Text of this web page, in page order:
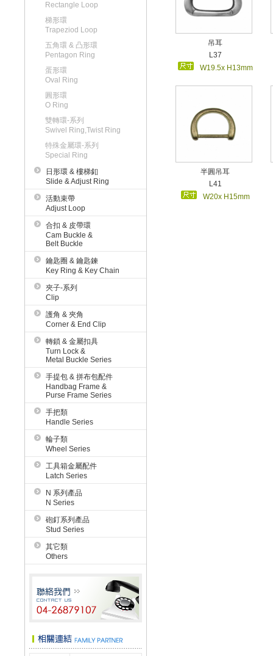
Rectangle Loop
梯形環
Trapeziod Loop
五角環 & 凸形環
Pentagon Ring
蛋形環
Oval Ring
圓形環
O Ring
雙轉環-系列
Swivel Ring,Twist Ring
特殊金屬環-系列
Special Ring
日形環 & 樓梯釦
Slide & Adjust Ring
活動束帶
Adjust Loop
合扣 & 皮帶環
Cam Buckle &
Belt Buckle
鑰匙圈 & 鑰匙鍊
Key Ring & Key Chain
夾子-系列
Clip
護角 & 夾角
Corner & End Clip
轉鎖 & 金屬扣具
Turn Lock &
Metal Buckle Series
手提包 & 拼布包配件
Handbag Frame &
Purse Frame Series
手把類
Handle Series
輪子類
Wheel Series
工具箱金屬配件
Latch Series
N 系列產品
N Series
砲釘系列產品
Stud Series
其它類
Others
吊耳
L37
W19.5x H13mm
半圓吊耳
L41
W20x H15mm